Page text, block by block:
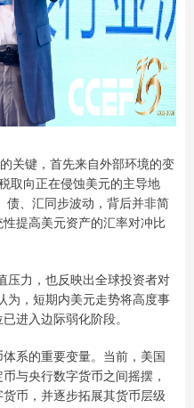
关键，首先来自外部环境的变
取向正在侵蚀美元的主导地
债、汇同步波动，背后并非简
提高美元资产的汇率对冲比
压力，也反映出全球投资者对
为，短期内美元走势将高度事
进入边际弱化阶段。
系的重要变量。当前，美国
与央行数字货币之间摇摆，
币，并逐步拓展其货币层级